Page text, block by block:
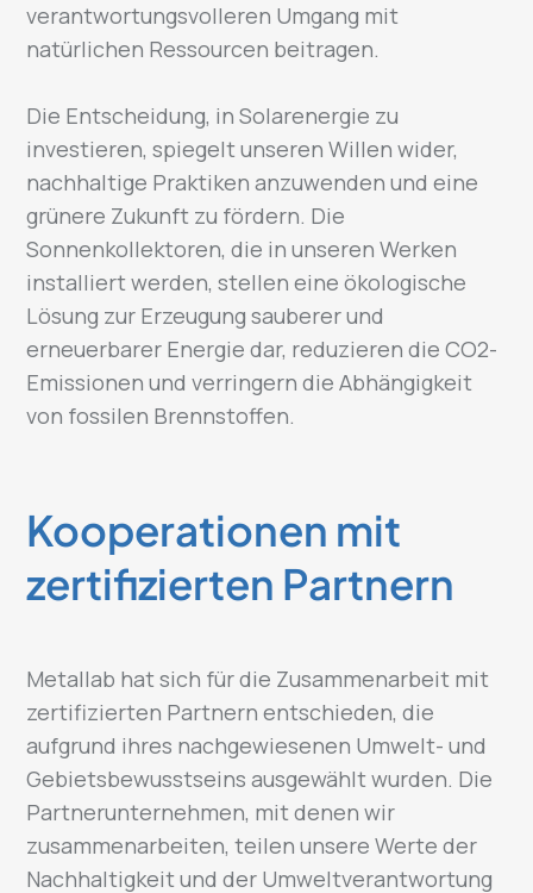
verantwortungsvolleren Umgang mit
natürlichen Ressourcen beitragen.
Die Entscheidung, in Solarenergie zu
investieren, spiegelt unseren Willen wider,
nachhaltige Praktiken anzuwenden und eine
grünere Zukunft zu fördern. Die
Sonnenkollektoren, die in unseren Werken
installiert werden, stellen eine ökologische
Lösung zur Erzeugung sauberer und
erneuerbarer Energie dar, reduzieren die CO2-
Emissionen und verringern die Abhängigkeit
von fossilen Brennstoffen.
Kooperationen mit
zertifizierten Partnern
Metallab hat sich für die Zusammenarbeit mit
zertifizierten Partnern entschieden, die
aufgrund ihres nachgewiesenen Umwelt- und
Gebietsbewusstseins ausgewählt wurden. Die
Partnerunternehmen, mit denen wir
zusammenarbeiten, teilen unsere Werte der
Nachhaltigkeit und der Umweltverantwortung